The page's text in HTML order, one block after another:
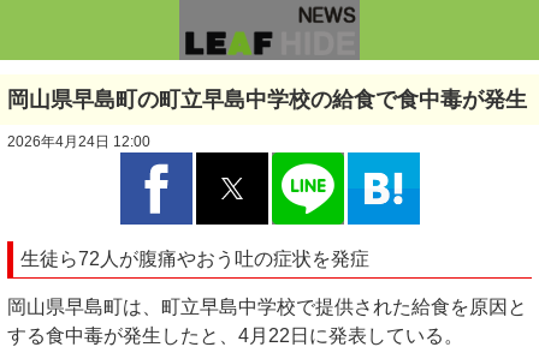
岡山県早島町の町立早島中学校の給食で食中毒が発生
2026年4月24日 12:00
生徒ら72人が腹痛やおう吐の症状を発症
岡山県早島町は、町立早島中学校で提供された給食を原因と
する食中毒が発生したと、4月22日に発表している。